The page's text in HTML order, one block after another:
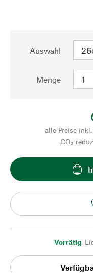
Auswahl
Menge
alle Preise
CO₂-
Vorrätig,